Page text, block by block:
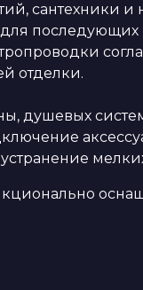
сантехники
для последующих
отделки.
душевых